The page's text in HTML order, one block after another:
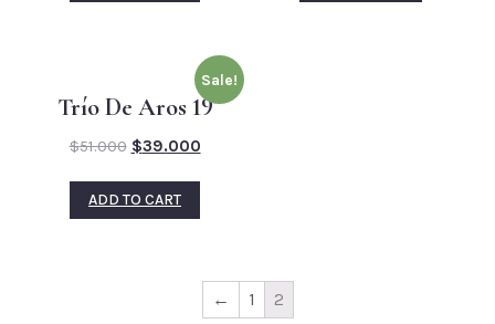
Sale!
Trío De Aros 19
$51.000 $39.000
ADD TO CART
← 1 2